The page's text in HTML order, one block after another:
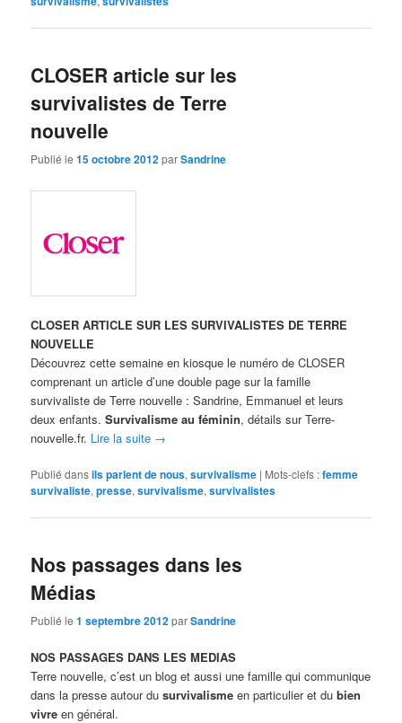
CLOSER article sur les
survivalistes de Terre
nouvelle
Publié le15 octobre 2012parSandrine
CLOSER ARTICLE SUR LES SURVIVALISTES DE TERRE
NOUVELLE
Découvrez cette semaine en kiosque le numéro de CLOSER
comprenant un article d’une double page sur la famille
survivaliste de Terre nouvelle : Sandrine, Emmanuel et leurs
deux enfants.Survivalisme au féminin, détails sur Terre-
nouvelle.fr. Lire la suite →
Publié dansils parlent de nous,survivalisme | Mots-clefs :femme
survivaliste,presse,survivalisme,survivalistes
Nos passages dans les
Médias
Publié le1 septembre 2012parSandrine
NOS PASSAGES DANS LES MEDIAS
Terre nouvelle, c’est un blog et aussi une famille qui communique
dans la presse autour dusurvivalismeen particulier et du bien
vivre en général.